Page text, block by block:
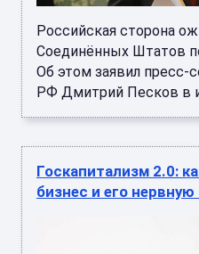
Российская сторона
Соединённых Штатов
Об этом заявил пресс-
РФ Дмитрий Песков в
Госкапитализм 2.0:
бизнес и его нервную